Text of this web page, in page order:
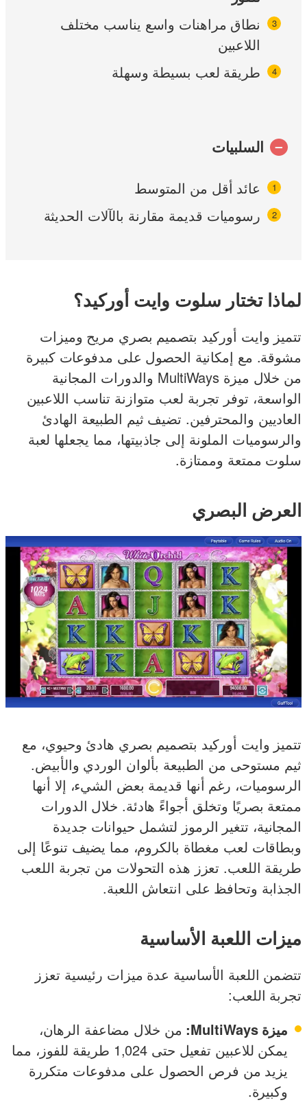
نطاق مراهنات واسع يناسب مختلف
اللاعبين
طريقة لعب بسيطة وسهلة
السلبيات
عائد أقل من المتوسط
رسوميات قديمة مقارنة بالآلات الحديثة
لماذا تختار سلوت وايت أوركيد؟
تتميز وايت أوركيد بتصميم بصري مريح وميزات
مشوقة. مع إمكانية الحصول على مدفوعات كبيرة
من خلال ميزة MultiWays والدورات المجانية
الواسعة، توفر تجربة لعب متوازنة تناسب اللاعبين
العاديين والمحترفين. تضيف ثيم الطبيعة الهادئ
والرسوميات الملونة إلى جاذبيتها، مما يجعلها لعبة
سلوت ممتعة وممتازة.
العرض البصري
تتميز وايت أوركيد بتصميم بصري هادئ وحيوي، مع
ثيم مستوحى من الطبيعة بألوان الوردي والأبيض.
الرسوميات، رغم أنها قديمة بعض الشيء، إلا أنها
ممتعة بصريًا وتخلق أجواءً هادئة. خلال الدورات
المجانية، تتغير الرموز لتشمل حيوانات جديدة
وبطاقات لعب مغطاة بالكروم، مما يضيف تنوعًا إلى
طريقة اللعب. تعزز هذه التحولات من تجربة اللعب
الجذابة وتحافظ على انتعاش اللعبة.
ميزات اللعبة الأساسية
تتضمن اللعبة الأساسية عدة ميزات رئيسية تعزز
تجربة اللعب:
ميزة MultiWays:
من خلال مضاعفة الرهان،
يمكن للاعبين تفعيل حتى 1,024 طريقة للفوز، مما
يزيد من فرص الحصول على مدفوعات متكررة
وكبيرة.